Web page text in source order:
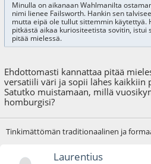
Minulla on aikanaan Wahlmanilta
nimi lienee Failsworth. Hankin sen
mutta eipä ole tullut sittemmin käytettyä.
pitkästä aikaa kuriositeetista sovitin, istui
pitää mielessä.
Ehdottomasti kannattaa pitää
versatiili väri ja sopii lähes kaikkiin
Satutko muistamaan, millä
homburgisi?
Tinkimättömän traditionaalinen ja
Laurentius